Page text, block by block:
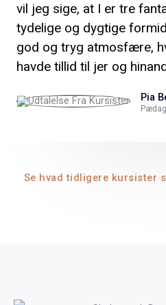
vil jeg sige, at I er tre
tydelige og dygtige
god og tryg atmosfære,
havde tillid til jer og
Pia
Se hvad tidligere kursister